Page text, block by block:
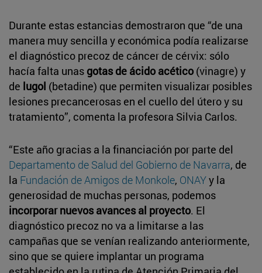
Durante estas estancias demostraron que “de una
manera muy sencilla y económica podía realizarse
el diagnóstico precoz de cáncer de cérvix: sólo
hacía falta unas gotas de ácido acético (vinagre) y
de lugol (betadine) que permiten visualizar posibles
lesiones precancerosas en el cuello del útero y su
tratamiento”, comenta la profesora Silvia Carlos.
“Este año gracias a la financiación por parte del
Departamento de Salud del Gobierno de Navarra, de
la Fundación de Amigos de Monkole, ONAYy la
generosidad de muchas personas, podemos
incorporar nuevos avances al proyecto. El
diagnóstico precoz no va a limitarse a las
campañas que se venían realizando anteriormente,
sino que se quiere implantar un programa